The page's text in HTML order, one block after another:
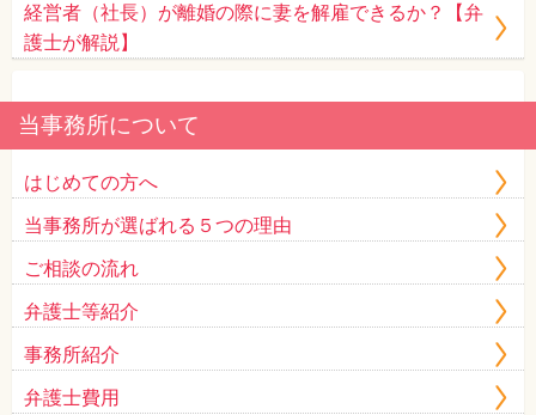
経営者（社長）が離婚の際に妻を解雇できるか？【弁
護士が解説】
当事務所について
はじめての方へ
当事務所が選ばれる５つの理由
ご相談の流れ
弁護士等紹介
事務所紹介
弁護士費用